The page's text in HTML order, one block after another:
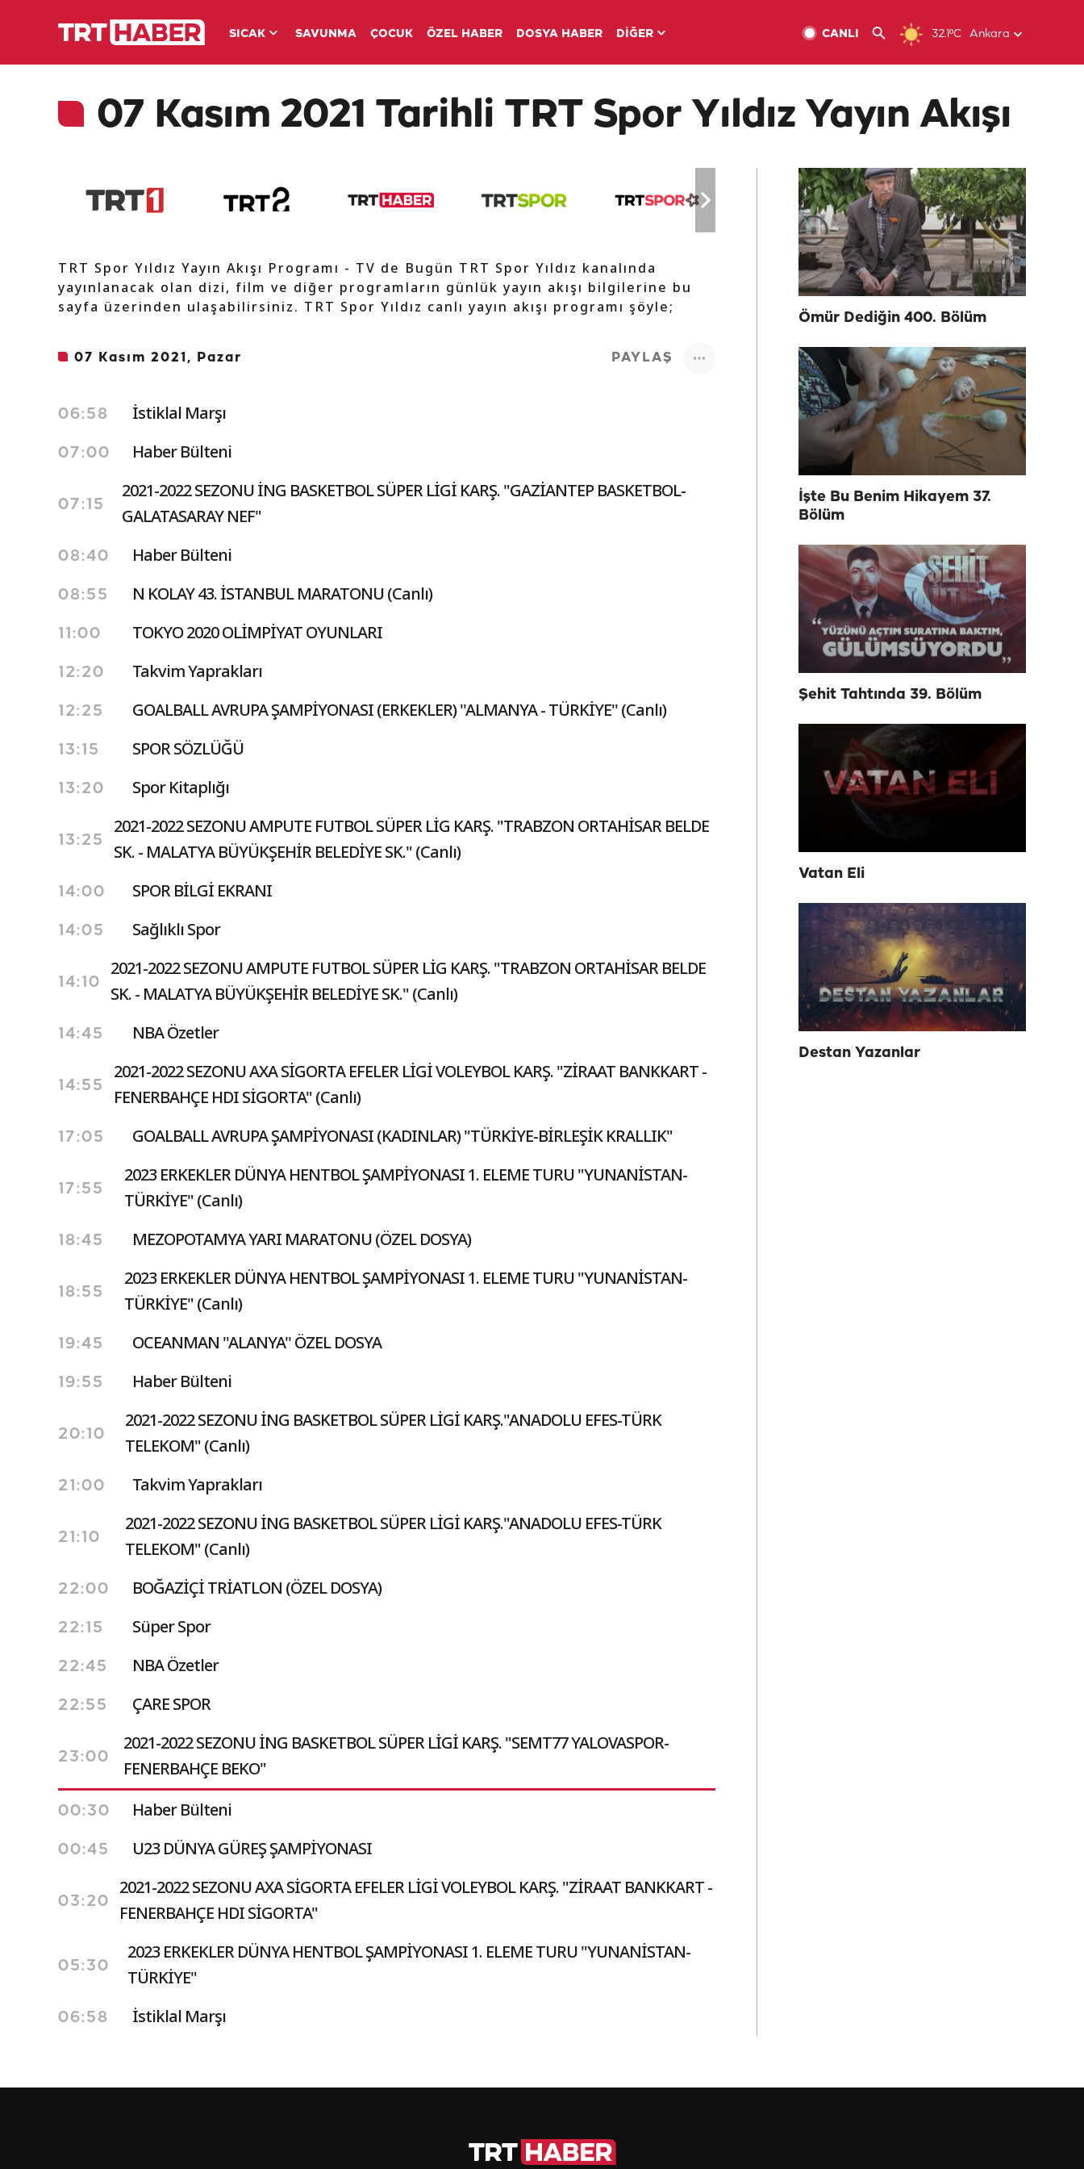
SICAK SAVUNMA ÇOCUK ÖZEL HABER DOSYA HABER DİĞER 32.1ºC Ankara
CANLI
07 Kasım 2021 Tarihli TRT Spor Yıldız Yayın Akışı
TRT Spor Yıldız Yayın Akışı Programı - TV de Bugün TRT Spor Yıldız kanalında
yayınlanacak olan dizi, film ve diğer programların günlük yayın akışı bilgilerine bu
sayfa üzerinden ulaşabilirsiniz. TRT Spor Yıldız canlı yayın akışı programı şöyle;
07 Kasım 2021, Pazar PAYLAŞ
06:58 İstiklal Marşı
07:00 Haber Bülteni
07:15
2021-2022 SEZONU İNG BASKETBOL SÜPER LİGİ KARŞ. "GAZİANTEP BASKETBOL-
GALATASARAY NEF"
08:40 Haber Bülteni
08:55 N KOLAY 43. İSTANBUL MARATONU (Canlı)
11:00 TOKYO 2020 OLİMPİYAT OYUNLARI
12:20 Takvim Yaprakları
12:25 GOALBALL AVRUPA ŞAMPİYONASI (ERKEKLER) ''ALMANYA - TÜRKİYE'' (Canlı)
13:15 SPOR SÖZLÜĞÜ
13:20 Spor Kitaplığı
13:25
2021-2022 SEZONU AMPUTE FUTBOL SÜPER LİG KARŞ. "TRABZON ORTAHİSAR BELDE
SK. - MALATYA BÜYÜKŞEHİR BELEDİYE SK." (Canlı)
14:00 SPOR BİLGİ EKRANI
14:05 Sağlıklı Spor
14:10
2021-2022 SEZONU AMPUTE FUTBOL SÜPER LİG KARŞ. "TRABZON ORTAHİSAR BELDE
SK. - MALATYA BÜYÜKŞEHİR BELEDİYE SK." (Canlı)
14:45 NBA Özetler
14:55
2021-2022 SEZONU AXA SİGORTA EFELER LİGİ VOLEYBOL KARŞ. "ZİRAAT BANKKART -
FENERBAHÇE HDI SİGORTA" (Canlı)
17:05 GOALBALL AVRUPA ŞAMPİYONASI (KADINLAR) "TÜRKİYE-BİRLEŞİK KRALLIK"
17:55
2023 ERKEKLER DÜNYA HENTBOL ŞAMPİYONASI 1. ELEME TURU "YUNANİSTAN-
TÜRKİYE" (Canlı)
18:45 MEZOPOTAMYA YARI MARATONU (ÖZEL DOSYA)
18:55
2023 ERKEKLER DÜNYA HENTBOL ŞAMPİYONASI 1. ELEME TURU "YUNANİSTAN-
TÜRKİYE" (Canlı)
19:45 OCEANMAN ''ALANYA'' ÖZEL DOSYA
19:55 Haber Bülteni
20:10
2021-2022 SEZONU İNG BASKETBOL SÜPER LİGİ KARŞ."ANADOLU EFES-TÜRK
TELEKOM" (Canlı)
21:00 Takvim Yaprakları
21:10
2021-2022 SEZONU İNG BASKETBOL SÜPER LİGİ KARŞ."ANADOLU EFES-TÜRK
TELEKOM" (Canlı)
22:00 BOĞAZİÇİ TRİATLON (ÖZEL DOSYA)
22:15 Süper Spor
22:45 NBA Özetler
22:55 ÇARE SPOR
23:00
2021-2022 SEZONU İNG BASKETBOL SÜPER LİGİ KARŞ. "SEMT77 YALOVASPOR-
FENERBAHÇE BEKO"
00:30 Haber Bülteni
00:45 U23 DÜNYA GÜREŞ ŞAMPİYONASI
03:20
2021-2022 SEZONU AXA SİGORTA EFELER LİGİ VOLEYBOL KARŞ. "ZİRAAT BANKKART -
FENERBAHÇE HDI SİGORTA"
05:30
2023 ERKEKLER DÜNYA HENTBOL ŞAMPİYONASI 1. ELEME TURU "YUNANİSTAN-
TÜRKİYE"
06:58 İstiklal Marşı
Ömür Dediğin 400. Bölüm
İşte Bu Benim Hikayem 37.
Bölüm
Şehit Tahtında 39. Bölüm
Vatan Eli
Destan Yazanlar